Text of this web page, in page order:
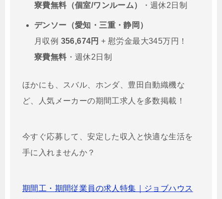
寮費無料（個室/ワンルーム）
・週休2日制
デンソー（愛知・三重・静岡）
月収例 356,674円 + 慰労金最大345万円！
寮費無料 ・週休2日制
ほかにも、スバル、ホンダ、豊田自動織機な
ど、人気メーカーの期間工求人を多数掲載！
今すぐ応募して、安定した収入と快適な生活を
手に入れませんか？
期間工・期間従業員の求人特集｜ジョブハウス